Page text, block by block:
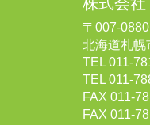
〒007-0880
北海道札幌
TEL 011-
TEL 011-
FAX 011-
FAX 011-